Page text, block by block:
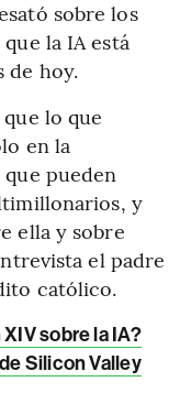
sobre los
la IA está
de hoy.
lo que
en la
pueden
y
ella y sobre
el padre
católico.
sobre la IA?
Silicon Valley